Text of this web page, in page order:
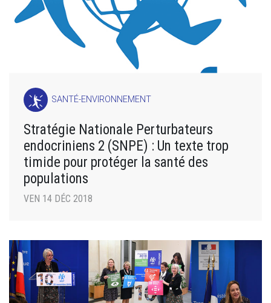
SANTÉ-ENVIRONNEMENT
Stratégie Nationale Perturbateurs
endocriniens 2 (SNPE) : Un texte trop
timide pour protéger la santé des
populations
VEN 14 DÉC 2018